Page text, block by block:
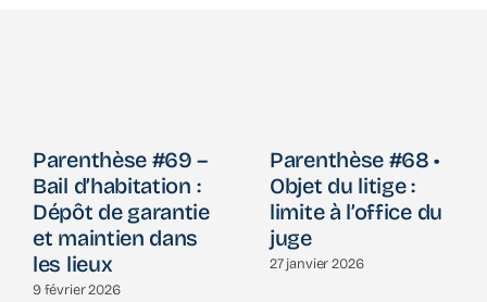
Parenthèse #69 –
Bail d’habitation :
Dépôt de garantie
et maintien dans
les lieux
9 février 2026
Parenthèse #68 •
Objet du litige :
limite à l’office du
juge
27 janvier 2026